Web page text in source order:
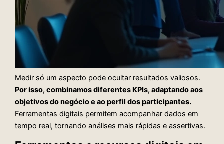
Medir só um aspecto pode ocultar resultados valiosos.
Por isso, combinamos diferentes KPIs, adaptando aos
objetivos do negócio e ao perfil dos participantes.
Ferramentas digitais permitem acompanhar dados em
tempo real, tornando análises mais rápidas e assertivas.